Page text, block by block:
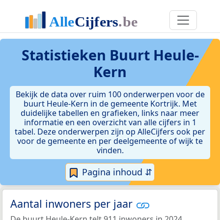
Statistieken Buurt Heule-
Kern
Bekijk de data over ruim 100 onderwerpen voor de
buurt Heule-Kern in de gemeente Kortrijk. Met
duidelijke tabellen en grafieken, links naar meer
informatie en een overzicht van alle cijfers in 1
tabel. Deze onderwerpen zijn op AlleCijfers ook per
voor de gemeente en per deelgemeente of wijk te
vinden.
Pagina inhoud ⇵
Aantal inwoners per jaar